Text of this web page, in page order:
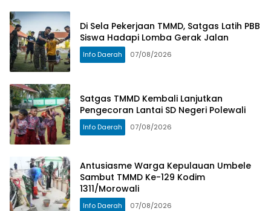
Di Sela Pekerjaan TMMD, Satgas Latih PBB
Siswa Hadapi Lomba Gerak Jalan
Info Daerah 07/08/2026
Satgas TMMD Kembali Lanjutkan
Pengecoran Lantai SD Negeri Polewali
Info Daerah 07/08/2026
Antusiasme Warga Kepulauan Umbele
Sambut TMMD Ke-129 Kodim
1311/Morowali
Info Daerah 07/08/2026